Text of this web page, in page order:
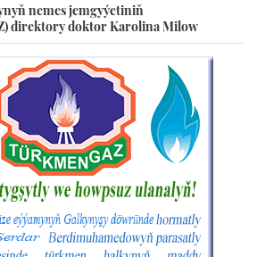
nemes jemgyýetiniň
direktory doktor Karolina Milow